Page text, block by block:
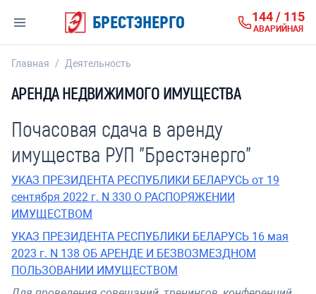
БРЕСТЭНЕРГО 144 / 115
АВАРИЙНАЯ
Главная / Деятельность
АРЕНДА НЕДВИЖИМОГО ИМУЩЕСТВА
Почасовая сдача в аренду
имущества РУП "Брестэнерго"
УКАЗ ПРЕЗИДЕНТА РЕСПУБЛИКИ БЕЛАРУСЬ от 19
сентября 2022 г. N 330 О РАСПОРЯЖЕНИИ
ИМУЩЕСТВОМ
УКАЗ ПРЕЗИДЕНТА РЕСПУБЛИКИ БЕЛАРУСЬ 16 мая
2023 г. N 138 ОБ АРЕНДЕ И БЕЗВОЗМЕЗДНОМ
ПОЛЬЗОВАНИИ ИМУЩЕСТВОМ